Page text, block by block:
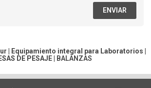
ENVIAR
| Equipamiento integral para Laboratorios |
DE PESAJE
BALANZAS